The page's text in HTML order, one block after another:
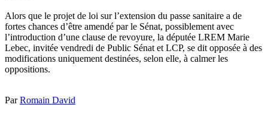
Alors que le projet de loi sur l’extension du passe sanitaire a de
fortes chances d’être amendé par le Sénat, possiblement avec
l’introduction d’une clause de revoyure, la députée LREM Marie
Lebec, invitée vendredi de Public Sénat et LCP, se dit opposée à des
modifications uniquement destinées, selon elle, à calmer les
oppositions.
ParRomain David